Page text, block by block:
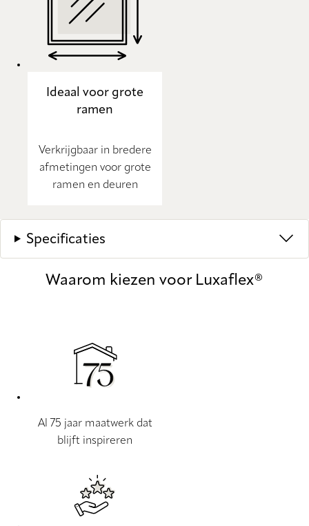
Ideaal voor grote
ramen
Verkrijgbaar in bredere
afmetingen voor grote
ramen en deuren
Specificaties
Waarom kiezen voor Luxaflex®
Al 75 jaar maatwerk dat
blijft inspireren